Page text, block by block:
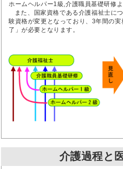
ホームヘルパー1級,介護職員基礎研修
また、国家資格である介護福祉士に
験資格が変更となっており、3年間の
了」が必要となります。
介護過程と